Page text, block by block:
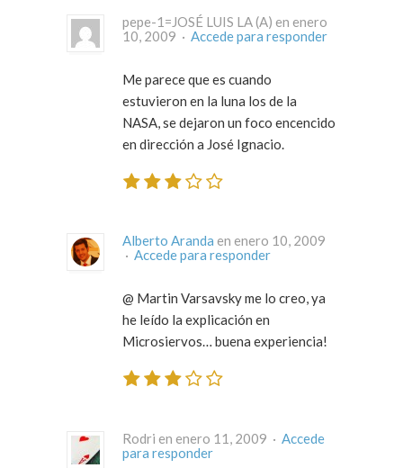
pepe-1=JOSÉ LUIS LA (A) en enero
10, 2009 · Accede para responder
Me parece que es cuando
estuvieron en la luna los de la
NASA, se dejaron un foco encencido
en dirección a José Ignacio.
Alberto Aranda en enero 10, 2009
· Accede para responder
@ Martin Varsavsky me lo creo, ya
he leído la explicación en
Microsiervos… buena experiencia!
Rodri en enero 11, 2009 · Accede
para responder